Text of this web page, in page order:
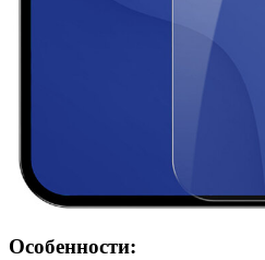
Особенности: